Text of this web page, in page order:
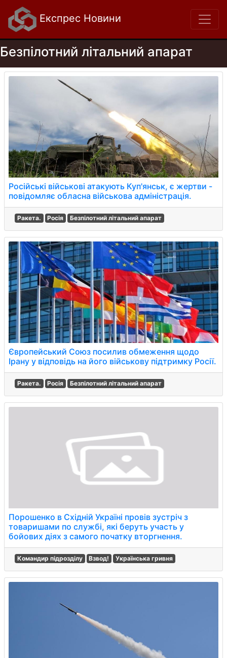
Експрес Новини
Безпілотний літальний апарат
Російські військові атакують Куп'янськ, є жертви -
повідомляє обласна військова адміністрація.
Ракета. Росія Безпілотний літальний апарат
Європейський Союз посилив обмеження щодо
Ірану у відповідь на його військову підтримку Росії.
Ракета. Росія Безпілотний літальний апарат
Порошенко в Східній Україні провів зустріч з
товаришами по службі, які беруть участь у
бойових діях з самого початку вторгнення.
Командир підрозділу Взвод! Українська гривня